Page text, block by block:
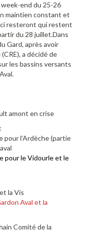
end du 25-26
maintien constant et
resteront qui restent
du 28 juillet.Dans
Gard, après avoir
a décidé de
les bassins versants
amont en crise
pour l’Ardèche (partie
pour le Vidourle et le
la Vis
Aval et la
Comité de la